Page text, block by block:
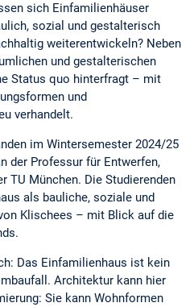
sich Einfamilienhäuser
sozial und gestalterisch
weiterentwickeln? Neben
und gestalterischen
Status quo hinterfragt – mit
und
verhandelt.
im Wintersemester 2024/25
der Professur für Entwerfen,
TU München. Die Studierenden
als bauliche, soziale und
Klischees – mit Blick auf die
Das Einfamilienhaus ist kein
Architektur kann hier
Sie kann Wohnformen